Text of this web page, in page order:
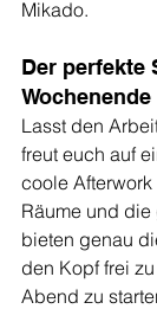
Mikado.
Der perfekte
Wochenende
Lasst den
freut euch auf
coole Afterwork
Räume und die
bieten genau
den Kopf frei
Abend zu